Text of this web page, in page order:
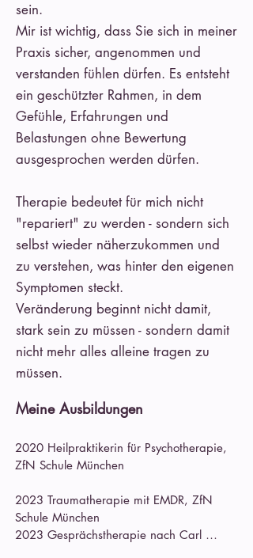
sein.
Mir ist wichtig, dass Sie sich in meiner
Praxis sicher, angenommen und
verstanden fühlen dürfen. Es entsteht
ein geschützter Rahmen, in dem
Gefühle, Erfahrungen und
Belastungen ohne Bewertung
ausgesprochen werden dürfen.
Therapie bedeutet für mich nicht
"repariert" zu werden - sondern sich
selbst wieder näherzukommen und
zu verstehen, was hinter den eigenen
Symptomen steckt.
Veränderung beginnt nicht damit,
stark sein zu müssen - sondern damit
nicht mehr alles alleine tragen zu
müssen.
Meine Ausbildungen
2020 Heilpraktikerin für Psychotherapie,
ZfN Schule München
2023 Traumatherapie mit EMDR, ZfN
Schule München
2023 Gesprächstherapie nach Carl